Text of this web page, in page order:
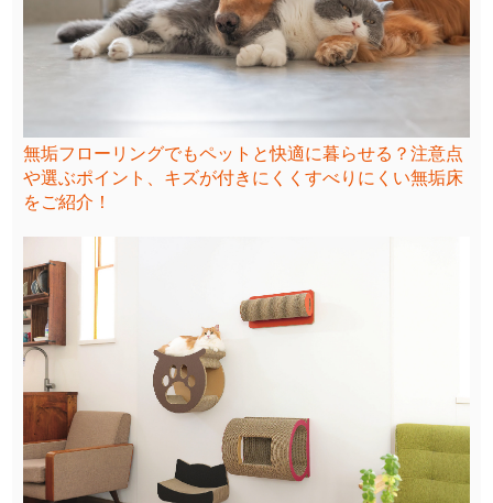
無垢フローリングでもペットと快適に暮らせる？注意点
や選ぶポイント、キズが付きにくくすべりにくい無垢床
をご紹介！